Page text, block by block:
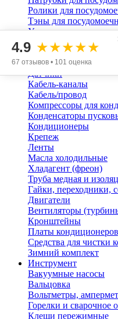
Ролики для
Тэны для
Уплотнители для
Шланги с аквастопом
Кондиционирование
Блоки питания,
Датчики
Кабель-каналы
Кабель/провод
Компрессоры для
Конденсаторы
Кондиционеры
Крепеж
Ленты
Масла холодильные
Хладагент (фреон)
Труба медная и
Гайки, переходники,
Двигатели
Вентиляторы
Кронштейны
Платы
Средства для чистки
Зимний комплект
Инструмент
Вакуумные насосы
Вальцовка
Вольтметры,
Горелки и сварочное
Клещи пережимные
4.9 ★★★★★
67 отзывов • 101 оценка